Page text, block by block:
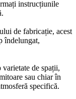
instrucțiunile
de fabricație, acest
îndelungat,
de spații,
sau chiar în
specifică.